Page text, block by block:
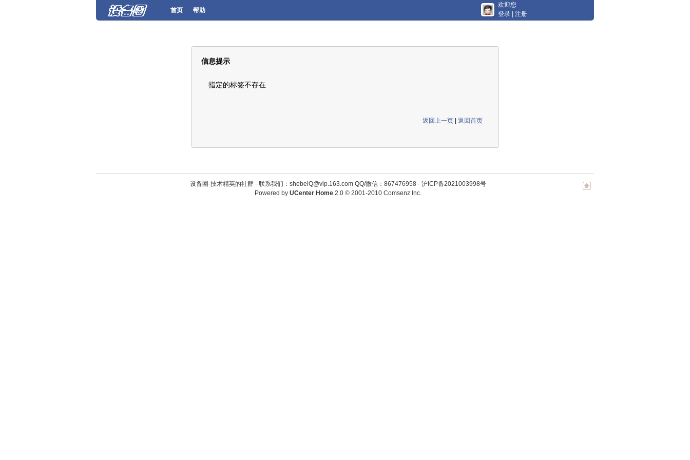
首页 帮助
欢迎您
登录
注册
信息提示
指定的标签不存在
返回上一页 返回首页
设备圈-技术精英的社群 - 联系我们：shebeiQ@vip.163.com QQ/微信：867476958- 沪ICP备2021003998号
Powered by UCenter Home 2.0© 2001-2010 Comsenz Inc.